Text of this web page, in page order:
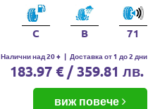
C B 71
Налични над 20 + | Доставка от 1 до 2 дни
183.97 € / 359.81 лв.
виж повече